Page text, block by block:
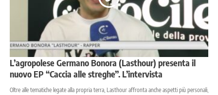
L’agropolese Germano Bonora (Lasthour) presenta il
nuovo EP “Caccia alle streghe”. L’intervista
Oltre alle tematiche legate alla propria terra, Lasthour affronta anche aspetti più personali,